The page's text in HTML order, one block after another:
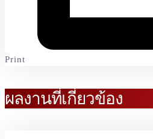
Print
ผลงานที่เกี่ยวข้อง